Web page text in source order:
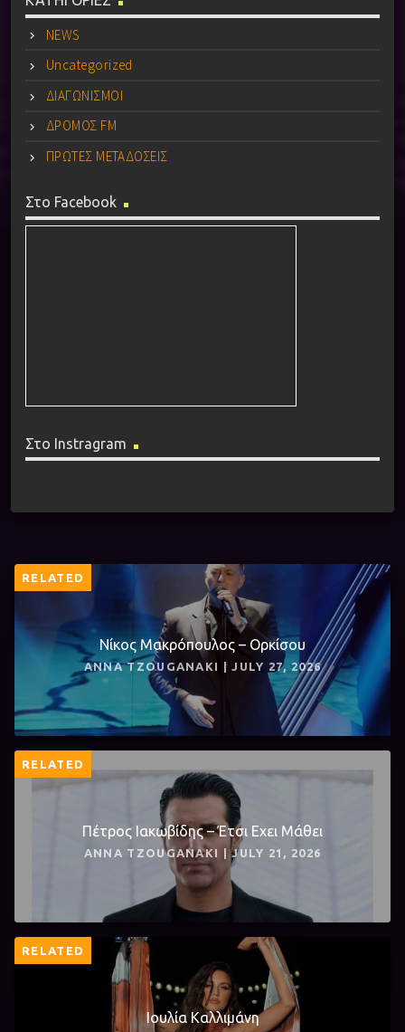
NEWS
Uncategorized
ΔΙΑΓΩΝΙΣΜΟΙ
ΔΡΟΜΟΣ FM
ΠΡΩΤΕΣ ΜΕΤΑΔΟΣΕΙΣ
Στο Facebook
Στο Instragram
RELATED
Νίκος Μακρόπουλος – Ορκίσου
ANNA TZOUGANAKI | JULY 27, 2026
RELATED
Πέτρος Ιακωβίδης – Έτσι Εχει Μάθει
ANNA TZOUGANAKI | JULY 21, 2026
RELATED
Ιουλία Καλλιμάνη